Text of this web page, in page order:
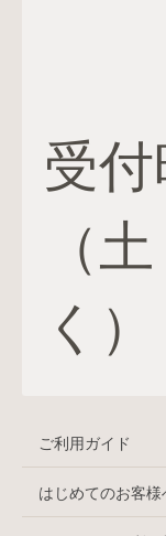
受
（
く）
ご利用ガイド
はじめてのお客様